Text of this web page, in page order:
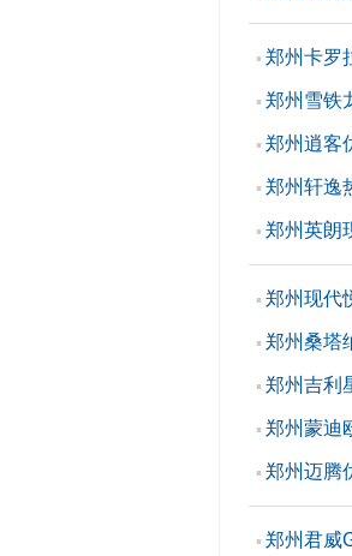
▪ 郑州卡罗
▪ 郑州雪铁
▪ 郑州逍客
▪ 郑州轩逸
▪ 郑州英朗
▪ 郑州现代
▪ 郑州桑塔
▪ 郑州吉利
▪ 郑州蒙迪
▪ 郑州迈腾
▪ 郑州君威